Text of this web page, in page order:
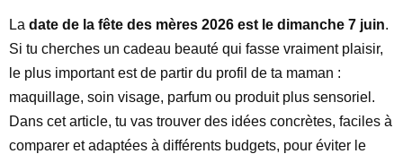
La date de la fête des mères 2026 est le dimanche 7 juin.
Si tu cherches un cadeau beauté qui fasse vraiment plaisir,
le plus important est de partir du profil de ta maman :
maquillage, soin visage, parfum ou produit plus sensoriel.
Dans cet article, tu vas trouver des idées concrètes, faciles à
comparer et adaptées à différents budgets, pour éviter le